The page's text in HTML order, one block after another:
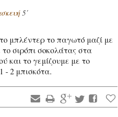
5΄
μπλέντερ το παγωτό μαζί με
σιρόπι σοκολάτας στα
και το γεμίζουμε με το
- 2 μπισκότα.